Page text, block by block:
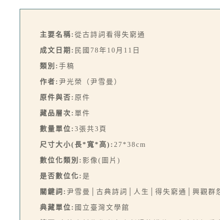
主要名稱: 從古詩詞看得失窮通
成文日期: 民國78年10月11日
類別: 手稿
作者: 尹光榮（尹雪曼）
原件與否: 原件
藏品層次: 單件
數量單位: 3張共3頁
尺寸大小(長*寬*高): 27*38cm
數位化類別: 影像(圖片)
是否數位化: 是
關鍵詞: 尹雪曼│古典詩詞│人生│得失窮通│興觀群
典藏單位: 國立臺灣文學館